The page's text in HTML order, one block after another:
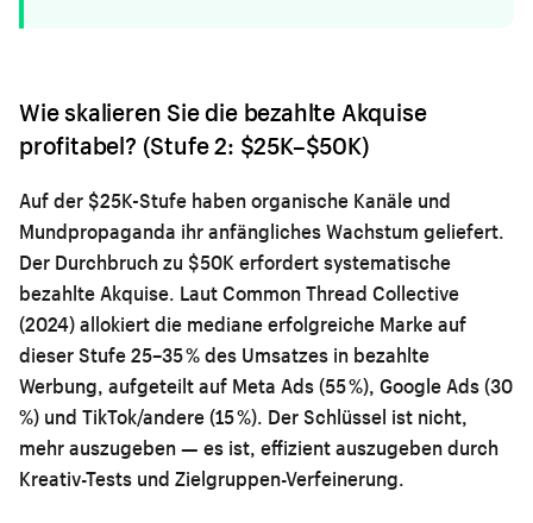
Wie skalieren Sie die bezahlte Akquise
profitabel? (Stufe 2: $25K–$50K)
Auf der $25K-Stufe haben organische Kanäle und
Mundpropaganda ihr anfängliches Wachstum geliefert.
Der Durchbruch zu $50K erfordert systematische
bezahlte Akquise. Laut Common Thread Collective
(2024) allokiert die mediane erfolgreiche Marke auf
dieser Stufe 25–35 % des Umsatzes in bezahlte
Werbung, aufgeteilt auf Meta Ads (55 %), Google Ads (30
%) und TikTok/andere (15 %). Der Schlüssel ist nicht,
mehr auszugeben — es ist, effizient auszugeben durch
Kreativ-Tests und Zielgruppen-Verfeinerung.